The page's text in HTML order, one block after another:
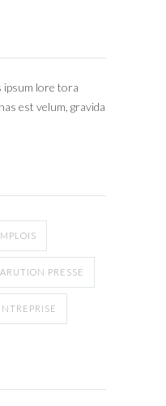
ipsum lore tora
est velum, gravida
PRESSE